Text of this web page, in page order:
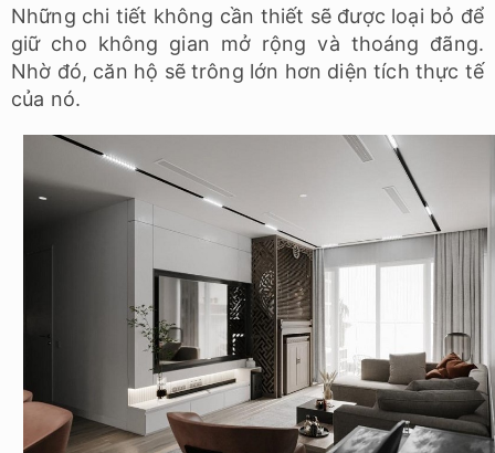
Những chi tiết không cần thiết sẽ được loại bỏ để
giữ cho không gian mở rộng và thoáng đãng.
Nhờ đó, căn hộ sẽ trông lớn hơn diện tích thực tế
của nó.